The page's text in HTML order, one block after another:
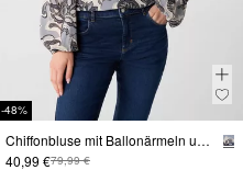
-48%
Chiffonbluse mit Ballonärmeln und floralem Muster
40,99 €79,99 €